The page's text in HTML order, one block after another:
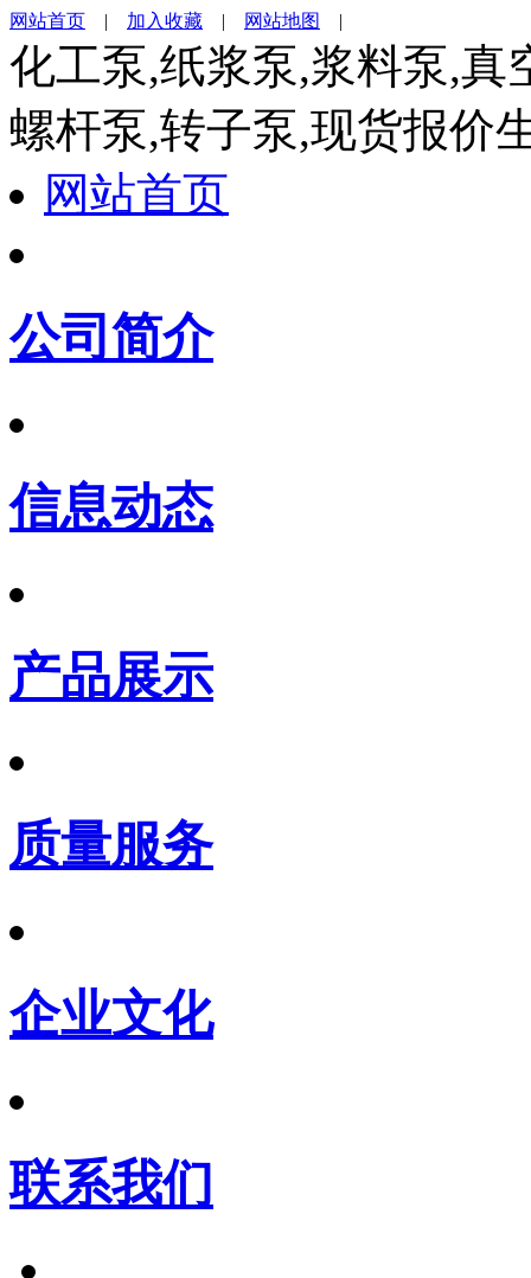
网站首页 | 加入收藏 | 网站地图 |
化工泵,纸浆泵,浆料泵,真
螺杆泵,转子泵,现货报价
网站首页
公司简介
信息动态
产品展示
质量服务
企业文化
联系我们